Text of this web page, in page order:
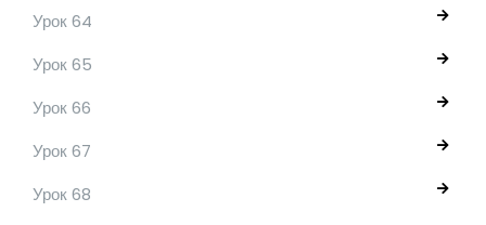
Урок 64
Урок 65
Урок 66
Урок 67
Урок 68